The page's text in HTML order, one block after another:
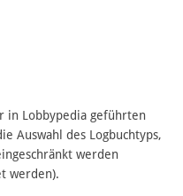
in Lobbypedia geführten
Auswahl des Logbuchtyps,
werden
werden).